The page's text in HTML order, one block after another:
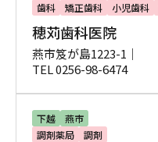
歯科
矯正歯科 小児歯科
穂苅歯科医院
燕市笈が島1223-1｜
TEL 0256-98-6474
下越
燕市
調剤薬局
調剤